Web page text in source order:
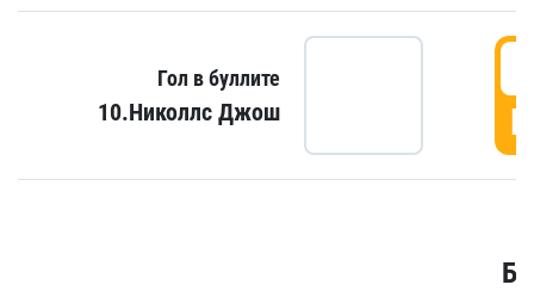
Гол в буллите
10.Николлс Джош